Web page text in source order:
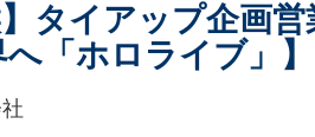
】タイアップ企画
「ホロライブ」】